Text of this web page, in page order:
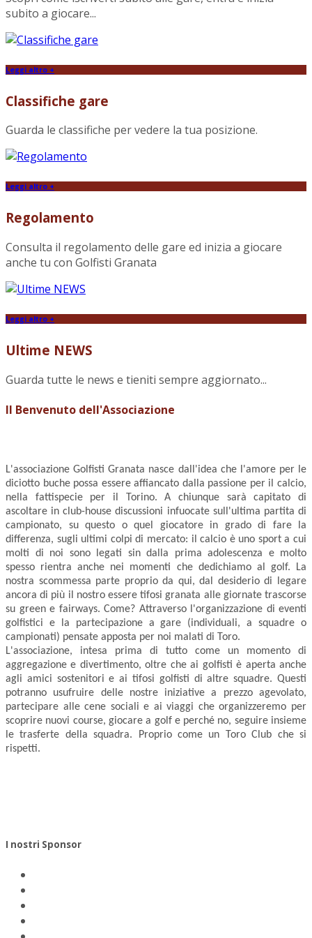
subito a giocare...
Leggi altro +
Classifiche gare
Guarda le classifiche per vedere la tua posizione.
Leggi altro +
Regolamento
Consulta il regolamento delle gare ed inizia a giocare
anche tu con Golfisti Granata
Leggi altro +
Ultime NEWS
Guarda tutte le news e tieniti sempre aggiornato...
Il Benvenuto dell'Associazione
L'associazione Golfisti Granata nasce dall'idea che l'amore per le
diciotto buche possa essere affiancato dalla passione per il calcio,
nella fattispecie per il Torino. A chiunque sarà capitato di
ascoltare in club-house discussioni infuocate sull'ultima partita di
campionato, su questo o quel giocatore in grado di fare la
differenza, sugli ultimi colpi di mercato: il calcio è uno sport a cui
molti di noi sono legati sin dalla prima adolescenza e molto
spesso rientra anche nei momenti che dedichiamo al golf. La
nostra scommessa parte proprio da qui, dal desiderio di legare
ancora di più il nostro essere tifosi granata alle giornate trascorse
su green e fairways. Come? Attraverso l'organizzazione di eventi
golfistici e la partecipazione a gare (individuali, a squadre o
campionati) pensate apposta per noi malati di Toro.
L'associazione, intesa prima di tutto come un momento di
aggregazione e divertimento, oltre che ai golfisti è aperta anche
agli amici sostenitori e ai tifosi golfisti di altre squadre. Questi
potranno usufruire delle nostre iniziative a prezzo agevolato,
partecipare alle cene sociali e ai viaggi che organizzeremo per
scoprire nuovi course, giocare a golf e perché no, seguire insieme
le trasferte della squadra. Proprio come un Toro Club che si
rispetti.
I nostri Sponsor